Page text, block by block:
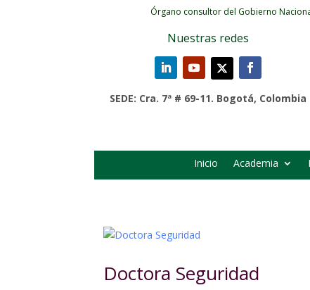
Órgano consultor del Gobierno
Nuestras redes
SEDE: Cra. 7ª # 69-11. Bogotá, Colombia
Inicio Academia
Doctora Seguridad